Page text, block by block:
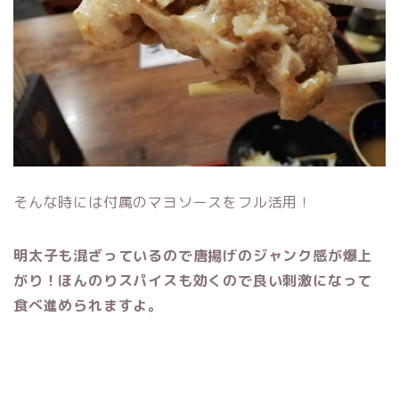
そんな時には付属のマヨソースをフル活用！
明太子も混ざっているので唐揚げのジャンク感が爆上
がり！ほんのりスパイスも効くので良い刺激になって
食べ進められますよ。